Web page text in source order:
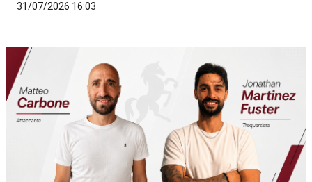
31/07/2026 16:03